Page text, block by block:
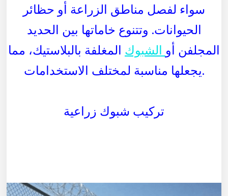
سواء لفصل مناطق الزراعة أو حظائر
الحيوانات. وتتنوع خاماتها بين الحديد
المجلفن أو الشبوك المغلفة بالبلاستيك، مما
يجعلها مناسبة لمختلف الاستخدامات.
تركيب شبوك زراعية